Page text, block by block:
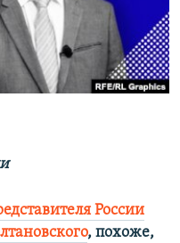
России
, похоже,